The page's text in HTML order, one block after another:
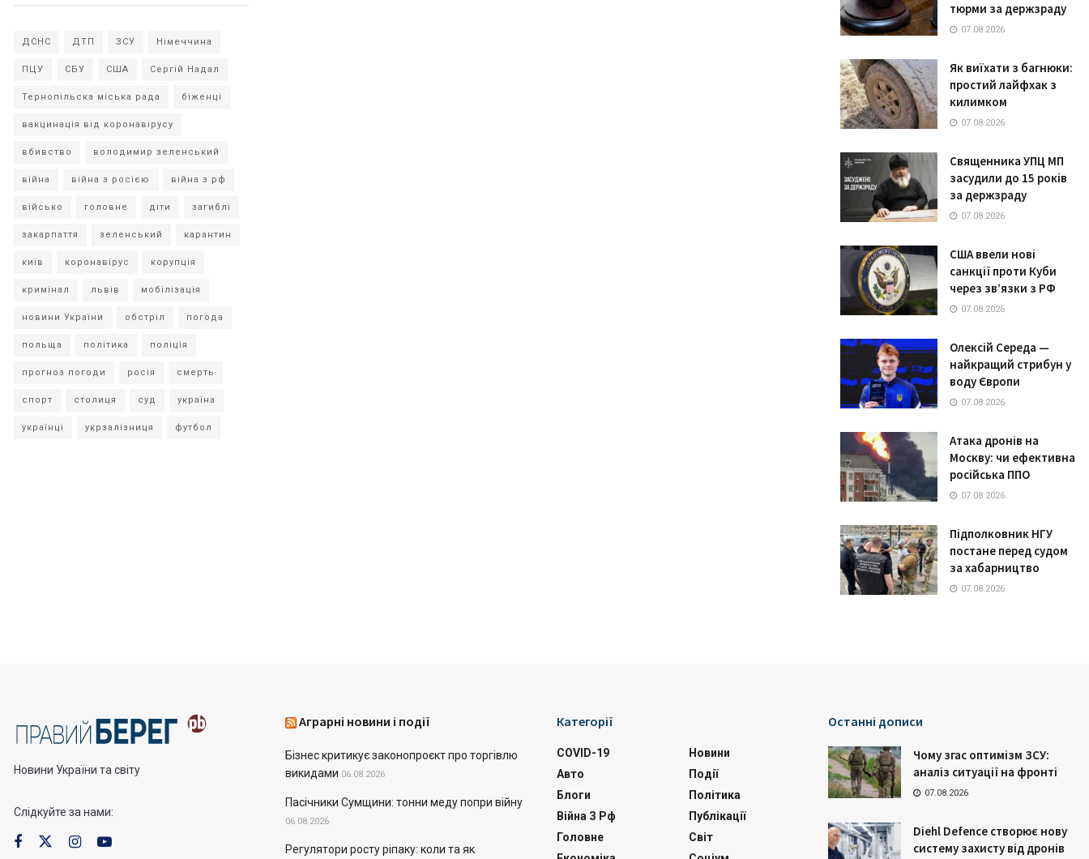
ДСНС ДТП ЗСУ Німеччина
ПЦУ СБУ США Сергій Надал
Тернопільска міська рада біженці
вакцинація від коронавірусу
вбивство володимир зеленський
війна війна з росією війна з рф
військо головне діти загиблі
закарпаття зеленський карантин
київ коронавірус корупція
кримінал львів мобілізація
новини України обстріл погода
польща політика поліція
прогноз погоди росія смерть
спорт столиця суд україна
українці укрзалізниця футбол
тюрми за держзраду
07.08.2026
Як виїхати з багнюки:
простий лайфхак з
килимком
07.08.2026
Священника УПЦ МП
засудили до 15 років
за держзраду
07.08.2026
США ввели нові
санкції проти Куби
через зв’язки з РФ
07.08.2026
Олексій Середа —
найкращий стрибун у
воду Європи
07.08.2026
Атака дронів на
Москву: чи ефективна
російська ППО
07.08.2026
Підполковник НГУ
постане перед судом
за хабарництво
07.08.2026
Новини України та світу
Слідкуйте за нами:
Аграрні новини і події
Бізнес критикує законопроєкт про торгівлю
викидами 06.08.2026
Пасічники Сумщини: тонни меду попри війну
06.08.2026
Регулятори росту ріпаку: коли та як
Категорії
COVID-19
Авто
Блоги
Війна З Рф
Головне
Новини
Події
Політика
Публікації
Світ
Останні дописи
Чому згас оптимізм ЗСУ:
аналіз ситуації на фронті
07.08.2026
Diehl Defence створює нову
систему захисту від дронів